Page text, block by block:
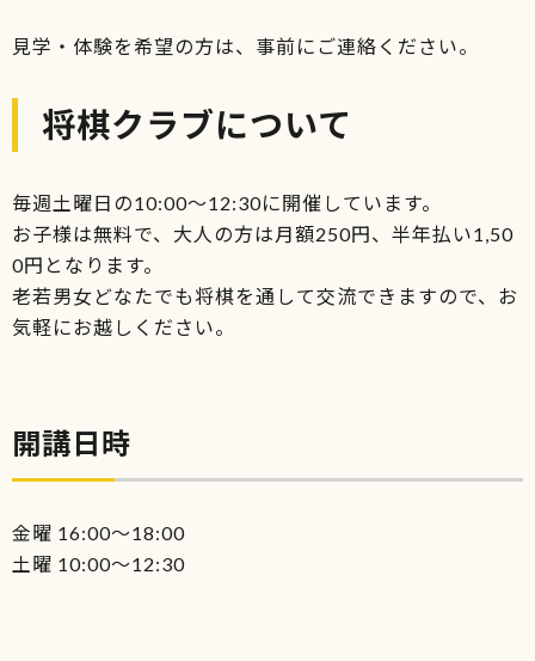
見学・体験を希望の方は、事前にご連絡ください。
将棋クラブについて
毎週土曜日の10:00～12:30に開催しています。
お子様は無料で、大人の方は月額250円、半年払い1,50
0円となります。
老若男女どなたでも将棋を通して交流できますので、お
気軽にお越しください。
開講日時
金曜 16:00～18:00
土曜 10:00～12:30